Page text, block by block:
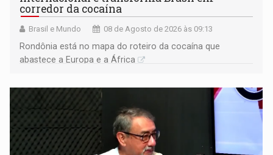
corredor da cocaína
Brasil e Mundo 08 de Agosto de 2026 às 09:13
Rondônia está no mapa do roteiro da cocaína que
abastece a Europa e a África